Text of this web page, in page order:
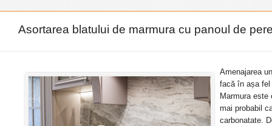
Asortarea blatului de marmura cu panoul de
Amenajarea
facă în așa
Marmura
mai probabil
carbonatate.